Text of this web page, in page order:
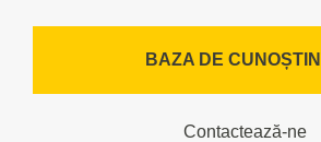
BAZA DE
Contactează-ne